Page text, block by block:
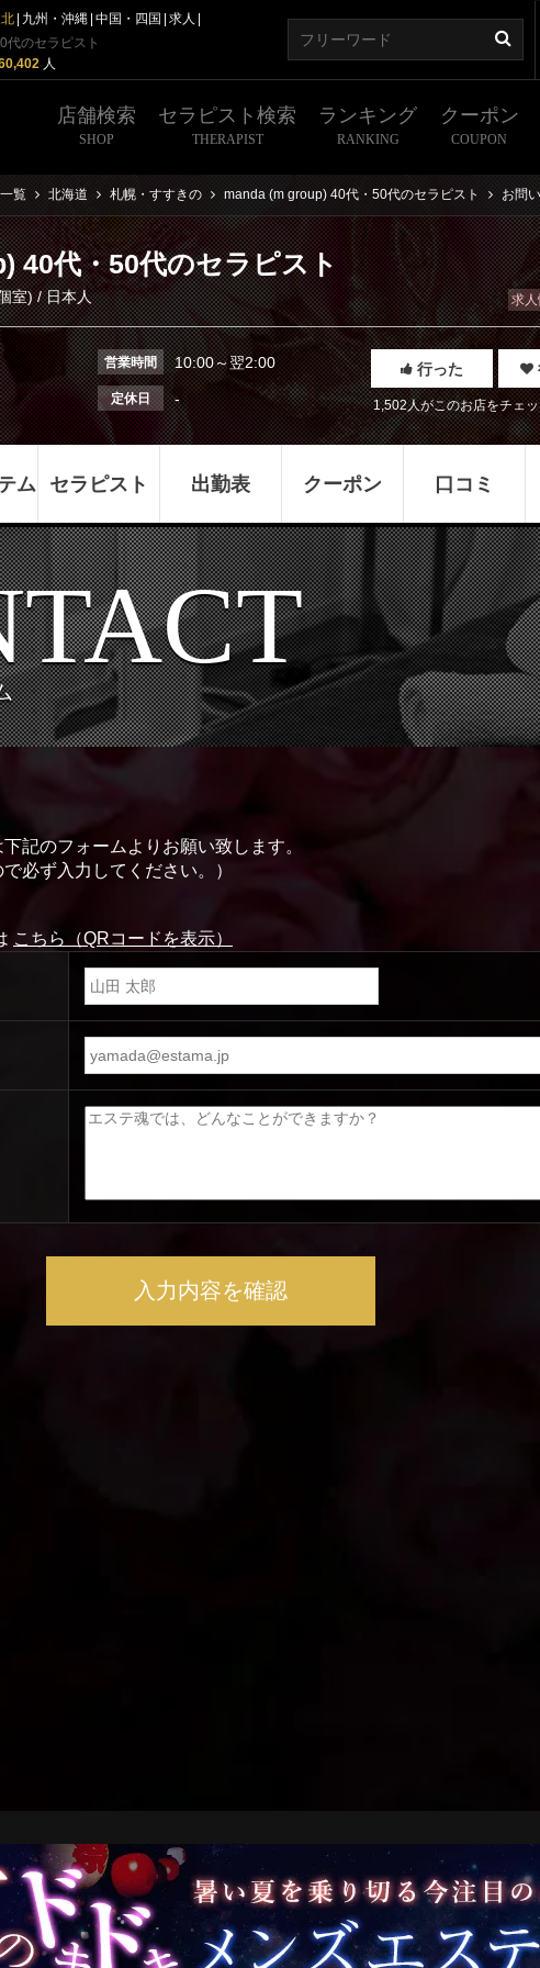
九州・沖縄 中国・四国
求人
代のセラピスト
人
店舗検索
SHOP
セラピスト検索
THERAPIST
ランキング
RANKING
クーポン
COUPON
覧 北海道 札幌・すすきの manda (m group) 40代・50代のセラピスト お問
40代・50代のセラピスト
室)/ 日本人
営業時間 10:00～翌2:00
定休日 -
行った
1,502人がこのお店をチェ
求
ム セラピスト 出勤表 クーポン 口コミ
記のフォームよりお願い致します。
必ず入力してください。）
こちら（QRコードを表示）
入力内容を確認